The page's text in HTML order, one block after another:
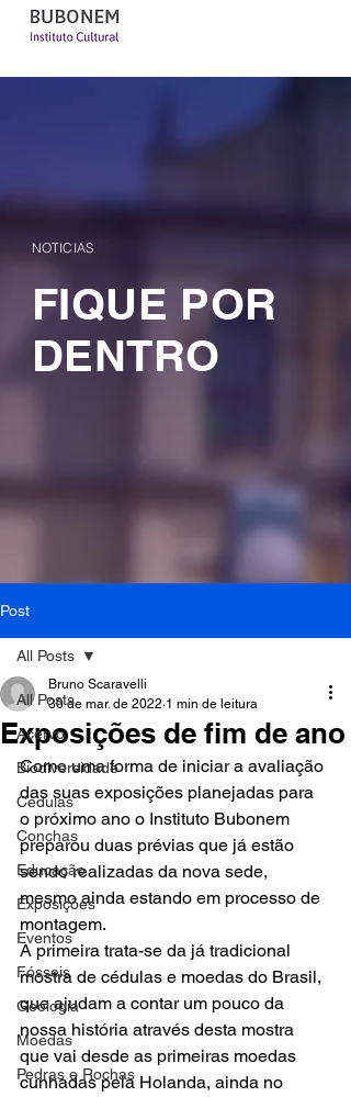
NOTICIAS
FIQUE POR
DENTRO
Post
All Posts
Acervo
Biodiversidade
Cédulas
Conchas
Educação
Exposições
Eventos
Fósseis
Geologia
Moedas
Pedras e Rochas
All Posts
Exposições de fim de ano
Bruno Scaravelli
30 de mar. de 2022 1 min de leitura
Como uma forma de iniciar a avaliação
das suas exposições planejadas para
o próximo ano o Instituto Bubonem
preparou duas prévias que já estão
sendo realizadas da nova sede,
mesmo ainda estando em processo de
montagem.
A primeira trata-se da já tradicional
mostra de cédulas e moedas do Brasil,
que ajudam a contar um pouco da
nossa história através desta mostra
que vai desde as primeiras moedas
cunhadas pela Holanda, ainda no